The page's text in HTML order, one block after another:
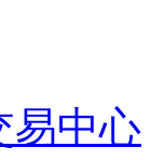
易中心